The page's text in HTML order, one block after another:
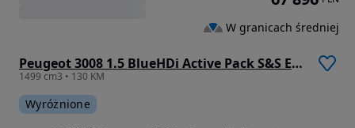
Peugeot 3008 1.5 BlueHDi Active Pack S&S EAT8
1499 cm3 • 130 KM
Wyróżnione
W granicach średniej